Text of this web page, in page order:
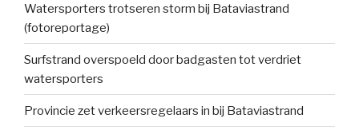
Watersporters trotseren storm bij Bataviastrand
(fotoreportage)
Surfstrand overspoeld door badgasten tot verdriet
watersporters
Provincie zet verkeersregelaars in bij Bataviastrand